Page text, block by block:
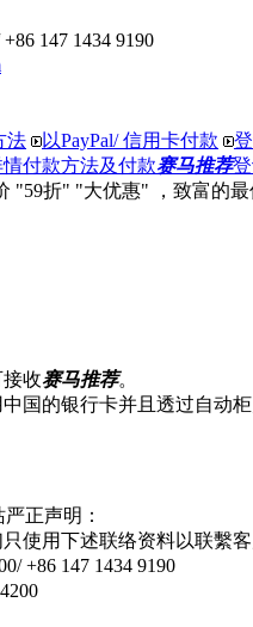
+86 147 1434 9190
法 以PayPal/ 信用卡付款
情付款方法及付款赛马推荐
"59折" "大优惠" ， 致富的最
收赛马推荐。
国的银行卡并且透过自动
正声明：
使用下述联络资料以联繫客
+86 147 1434 9190